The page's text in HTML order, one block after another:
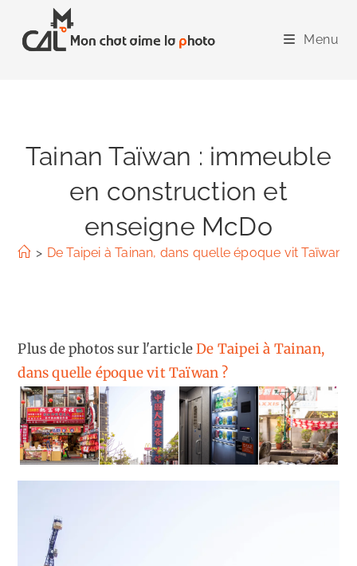
content
Menu
Tainan Taïwan : immeuble
en construction et
enseigne McDo
> De Taipei à Tainan, dans quelle époque vit Taïwan ?
Plus de photos sur l'articleDe Taipei à Tainan,
dans quelle époque vit Taïwan ?